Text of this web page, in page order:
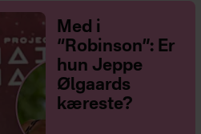
Med i
“Robinson”: Er
hun Jeppe
Ølgaards
kæreste?